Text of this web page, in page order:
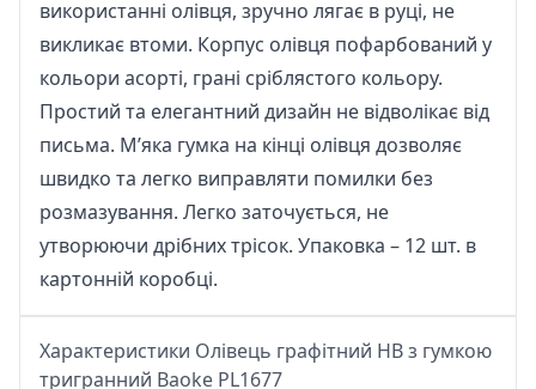
використанні олівця, зручно лягає в руці, не
викликає втоми. Корпус олівця пофарбований у
кольори асорті, грані сріблястого кольору.
Простий та елегантний дизайн не відволікає від
письма. М’яка гумка на кінці олівця дозволяє
швидко та легко виправляти помилки без
розмазування. Легко заточується, не
утворюючи дрібних трісок. Упаковка – 12 шт. в
картонній коробці.
Характеристики Олівець графітний HB з гумкою
тригранний Baoke PL1677